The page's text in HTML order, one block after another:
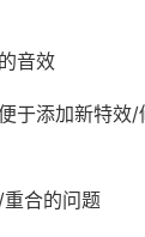
音效
于添加新特效
合的问题